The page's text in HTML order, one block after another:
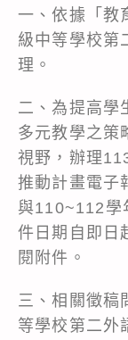
一、依據「教
級中等學校第
理。
二、為提高學
多元教學之策
視野，辦理
推動計畫電子
與110~112學
件日期自即日
閱附件。
三、相關徵稿
等學校第二外